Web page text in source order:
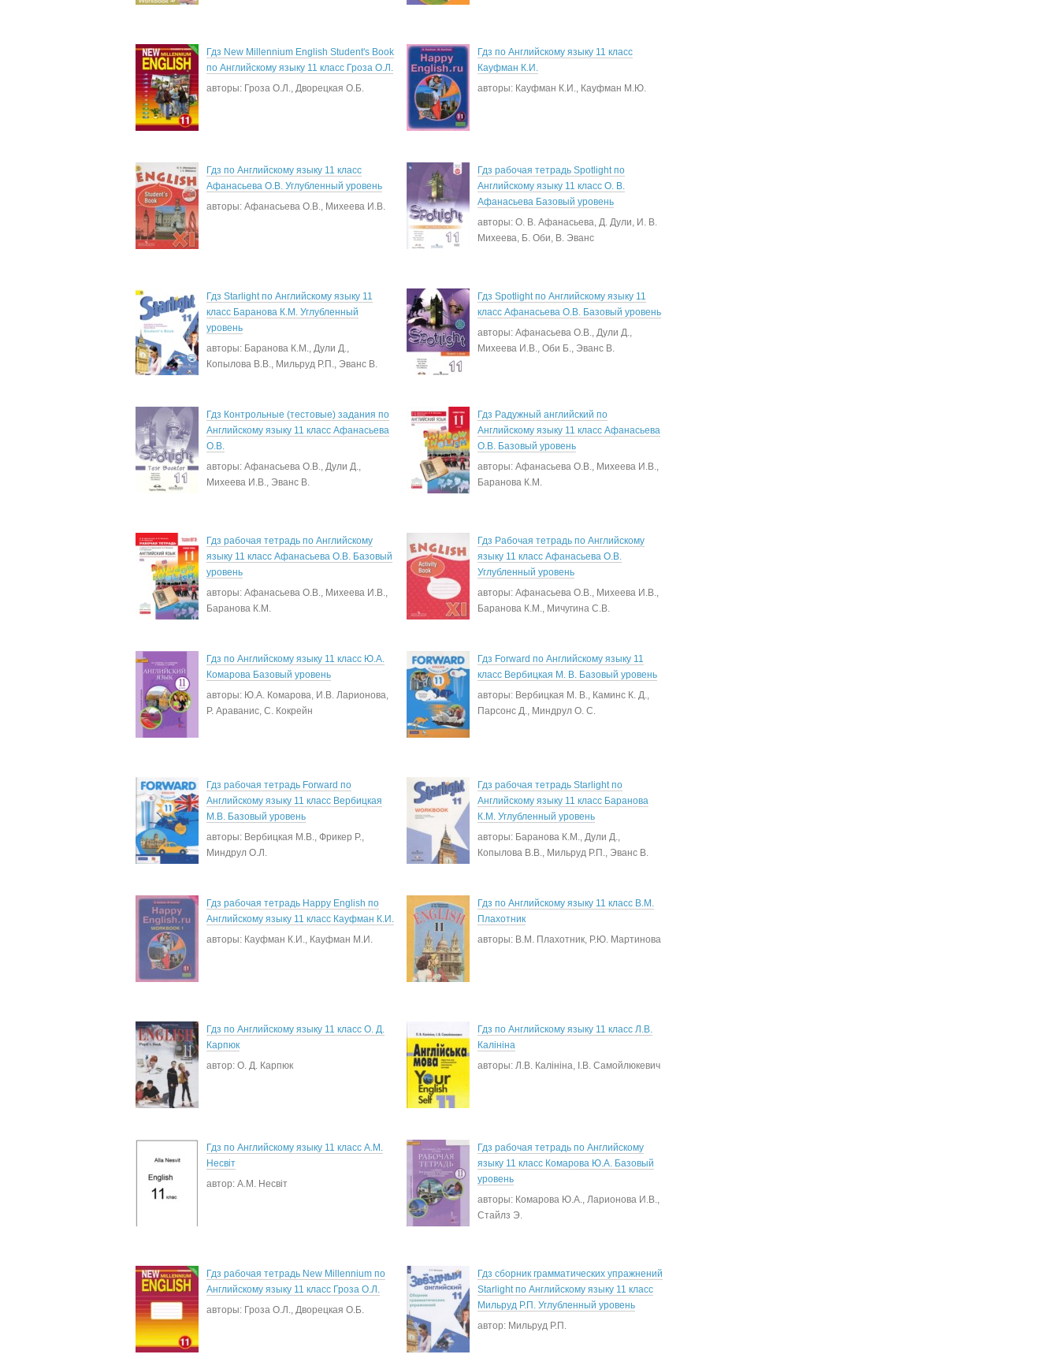
Гдз New Millennium English Student's Book
по Английскому языку 11 класс Гроза О.Л.
авторы: Гроза О.Л., Дворецкая О.Б.
Гдз по Английскому языку 11 класс
Кауфман К.И.
авторы: Кауфман К.И., Кауфман М.Ю.
Гдз по Английскому языку 11 класс
Афанасьева О.В. Углубленный уровень
авторы: Афанасьева О.В., Михеева И.В.
Гдз рабочая тетрадь Spotlight по
Английскому языку 11 класс О. В.
Афанасьева Базовый уровень
авторы: О. В. Афанасьева, Д. Дули, И. В.
Михеева, Б. Оби, В. Эванс
Гдз Starlight по Английскому языку 11
класс Баранова К.М. Углубленный
уровень
авторы: Баранова К.М., Дули Д.,
Копылова В.В., Мильруд Р.П., Эванс В.
Гдз Spotlight по Английскому языку 11
класс Афанасьева О.В. Базовый уровень
авторы: Афанасьева О.В., Дули Д.,
Михеева И.В., Оби Б., Эванс В.
Гдз Контрольные (тестовые) задания по
Английскому языку 11 класс Афанасьева
О.В.
авторы: Афанасьева О.В., Дули Д.,
Михеева И.В., Эванс В.
Гдз Радужный английский по
Английскому языку 11 класс Афанасьева
О.В. Базовый уровень
авторы: Афанасьева О.В., Михеева И.В.,
Баранова К.М.
Гдз рабочая тетрадь по Английскому
языку 11 класс Афанасьева О.В. Базовый
уровень
авторы: Афанасьева О.В., Михеева И.В.,
Баранова К.М.
Гдз Рабочая тетрадь по Английскому
языку 11 класс Афанасьева О.В.
Углубленный уровень
авторы: Афанасьева О.В., Михеева И.В.,
Баранова К.М., Мичугина С.В.
Гдз по Английскому языку 11 класс Ю.А.
Комарова Базовый уровень
авторы: Ю.А. Комарова, И.В. Ларионова,
Р. Араванис, С. Кокрейн
Гдз Forward по Английскому языку 11
класс Вербицкая М. В. Базовый уровень
авторы: Вербицкая М. В., Каминс К. Д.,
Парсонс Д., Миндрул О. С.
Гдз рабочая тетрадь Forward по
Английскому языку 11 класс Вербицкая
М.В. Базовый уровень
авторы: Вербицкая М.В., Фрикер Р.,
Миндрул О.Л.
Гдз рабочая тетрадь Starlight по
Английскому языку 11 класс Баранова
К.М. Углубленный уровень
авторы: Баранова К.М., Дули Д.,
Копылова В.В., Мильруд Р.П., Эванс В.
Гдз рабочая тетрадь Happy English по
Английскому языку 11 класс Кауфман К.И.
авторы: Кауфман К.И., Кауфман М.И.
Гдз по Английскому языку 11 класс В.М.
Плахотник
авторы: В.М. Плахотник, Р.Ю. Мартинова
Гдз по Английскому языку 11 класс О. Д.
Карпюк
автор: О. Д. Карпюк
Гдз по Английскому языку 11 класс Л.В.
Калініна
авторы: Л.В. Калініна, І.В. Самойлюкевич
Гдз по Английскому языку 11 класс А.М.
Несвіт
автор: А.М. Несвіт
Гдз рабочая тетрадь по Английскому
языку 11 класс Комарова Ю.А. Базовый
уровень
авторы: Комарова Ю.А., Ларионова И.В.,
Стайлз Э.
Гдз рабочая тетрадь New Millennium по
Английскому языку 11 класс Гроза О.Л.
авторы: Гроза О.Л., Дворецкая О.Б.
Гдз сборник грамматических упражнений
Starlight по Английскому языку 11 класс
Мильруд Р.П. Углубленный уровень
автор: Мильруд Р.П.